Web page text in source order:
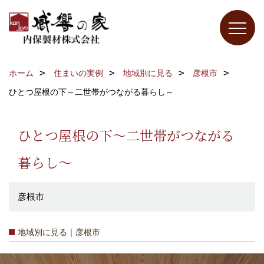
ホーム 住まいの実例 地域別に見る
彦根市
ひとつ屋根の下～二世帯がつながる暮らし～
ひとつ屋根の下～二世帯がつながる
暮らし～
彦根市
地域別に見る｜彦根市